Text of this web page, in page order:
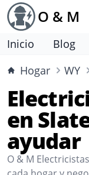
O & M
Inicio Blog
Hogar
WY
en
ayudar
O & M